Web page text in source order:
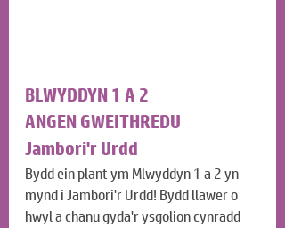
BLWYDDYN 1 A 2
ANGEN GWEITHREDU
Jambori'r Urdd
Bydd ein plant ym Mlwyddyn 1 a 2 yn
mynd i Jambori'r Urdd! Bydd llawer o
hwyl a chanu gyda'r ysgolion cynradd